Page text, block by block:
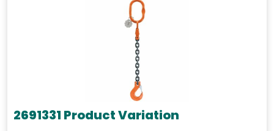
2691331 Product Variation